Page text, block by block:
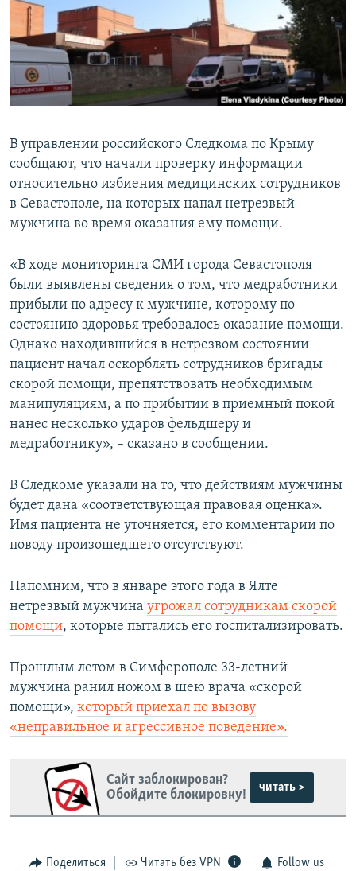
ПОБЕДИТЕЛЕЙ НЕ СУДЯТ?
КРЫМ.НЕПОКОРЕННЫЙ
ELIFBE
УКРАИНСКАЯ ПРОБЛЕМА КРЫМА
ПРИСОЕДИНЯЙТЕСЬ!
В управлении российского Следкома по Крыму
сообщают, что начали проверку информации
относительно избиения медицинских сотрудников
в Севастополе, на которых напал нетрезвый
мужчина во время оказания ему помощи.
«В ходе мониторинга СМИ города Севастополя
были выявлены сведения о том, что медработники
прибыли по адресу к мужчине, которому по
состоянию здоровья требовалось оказание помощи.
Однако находившийся в нетрезвом состоянии
пациент начал оскорблять сотрудников бригады
скорой помощи, препятствовать необходимым
манипуляциям, а по прибытии в приемный покой
нанес несколько ударов фельдшеру и
медработнику», – сказано в сообщении.
В Следкоме указали на то, что действиям мужчины
будет дана «соответствующая правовая оценка».
Имя пациента не уточняется, его комментарии по
поводу произошедшего отсутствуют.
Напомним, что в январе этого года в Ялте
нетрезвый мужчина угрожал сотрудникам скорой
помощи, которые пытались его госпитализировать.
Прошлым летом в Симферополе 33-летний
мужчина ранил ножом в шею врача «скорой
помощи», который приехал по вызову
«неправильное и агрессивное поведение».
Сайт заблокирован?
Обойдите блокировку!
читать >
Поделиться Читать без VPN Follow us